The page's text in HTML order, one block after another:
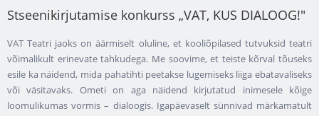
Stseenikirjutamise konkurss „VAT, KUS DIALOOG!"
VAT Teatri jaoks on äärmiselt oluline, et kooliõpilased tutvuksid teatri
võimalikult erinevate tahkudega. Me soovime, et teiste kõrval tõuseks
esile ka näidend, mida pahatihti peetakse lugemiseks liiga ebatavaliseks
või väsitavaks. Ometi on aga näidend kirjutatud inimesele kõige
loomulikumas vormis – dialoogis. Igapäevaselt sünnivad märkamatult